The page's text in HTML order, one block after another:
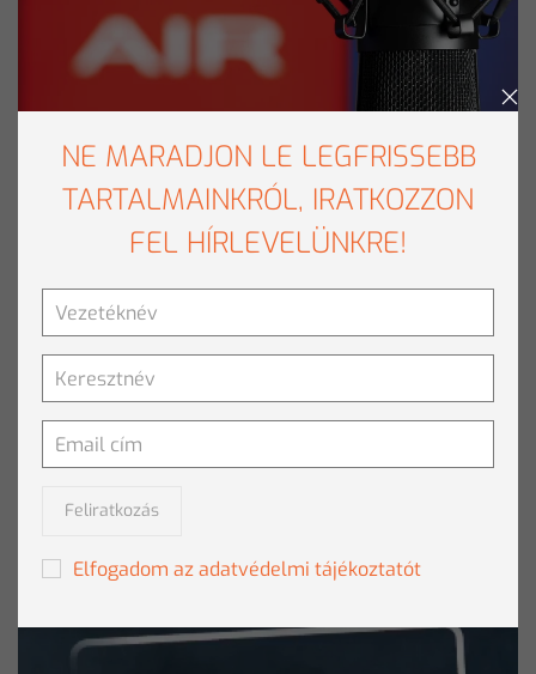
Elvira a Gépház informatikai magazinban is bizonyított
NE MARADJON LE LEGFRISSEBB
TARTALMAINKRÓL, IRATKOZZON
FEL HÍRLEVELÜNKRE!
Feliratkozás
Elfogadom az adatvédelmi tájékoztatót